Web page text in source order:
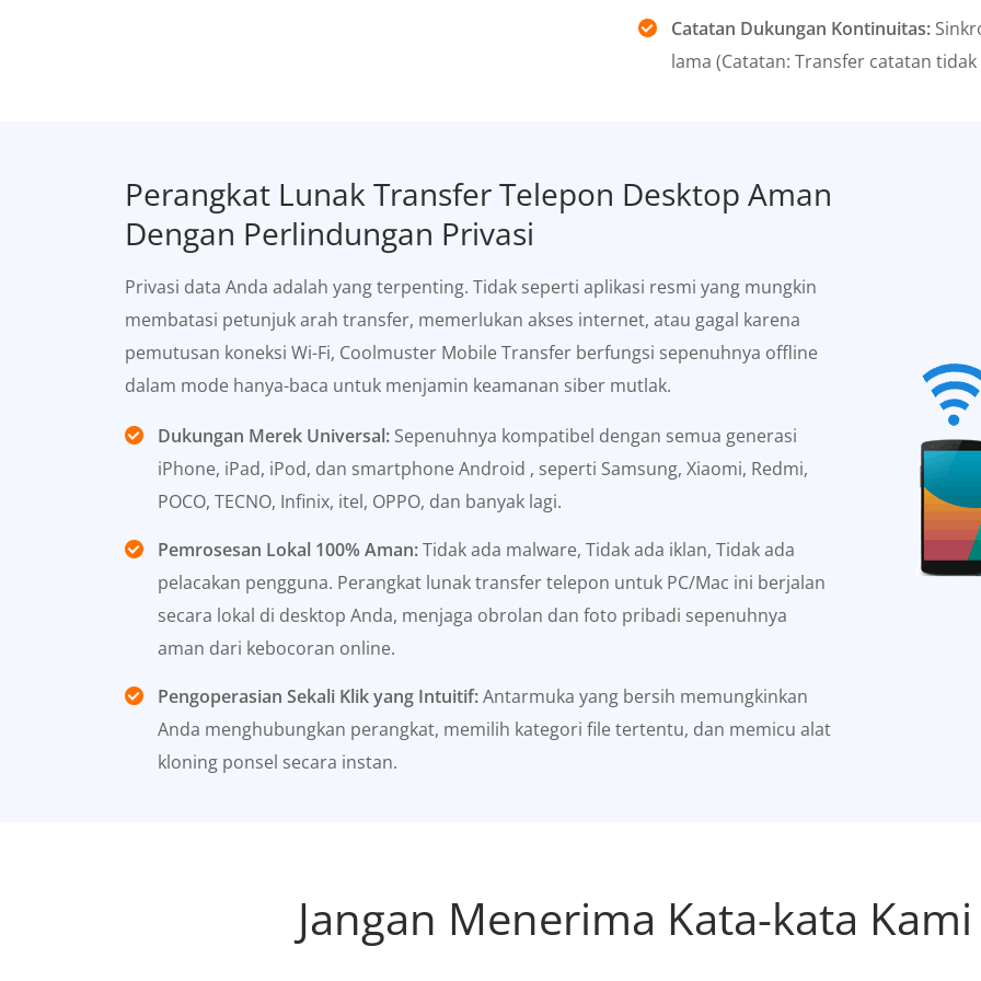
Catatan Dukungan Kontinuitas:
lama (Catatan: Transfer catatan
Perangkat Lunak Transfer Telepon Desktop Aman
Dengan Perlindungan Privasi
Privasi data Anda adalah yang terpenting. Tidak seperti aplikasi resmi yang mungkin
membatasi petunjuk arah transfer, memerlukan akses internet, atau gagal karena
pemutusan koneksi Wi-Fi, Coolmuster Mobile Transfer berfungsi sepenuhnya offline
dalam mode hanya-baca untuk menjamin keamanan siber mutlak.
Dukungan Merek Universal: Sepenuhnya kompatibel dengan semua generasi
iPhone, iPad, iPod, dan smartphone Android , seperti Samsung, Xiaomi, Redmi,
POCO, TECNO, Infinix, itel, OPPO, dan banyak lagi.
Pemrosesan Lokal 100% Aman:Tidak ada malware, Tidak ada iklan, Tidak ada
pelacakan pengguna. Perangkat lunak transfer telepon untuk PC/Mac ini berjalan
secara lokal di desktop Anda, menjaga obrolan dan foto pribadi sepenuhnya
aman dari kebocoran online.
Pengoperasian Sekali Klik yang Intuitif:Antarmuka yang bersih memungkinkan
Anda menghubungkan perangkat, memilih kategori file tertentu, dan memicu alat
kloning ponsel secara instan.
Jangan Menerima Kata-kata